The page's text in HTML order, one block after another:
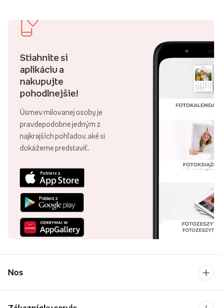
Stiahnite si
aplikáciu a
nakupujte
pohodlnejšie!
Úsmev milovanej osoby je
pravdepodobne jedným z
najkrajších pohľadov, aké si
dokážeme predstaviť.
Nos